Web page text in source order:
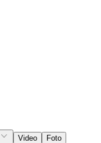
Video Foto